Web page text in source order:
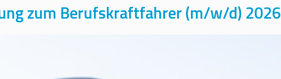
zum Berufskraftfahrer (m/w/d) 2026